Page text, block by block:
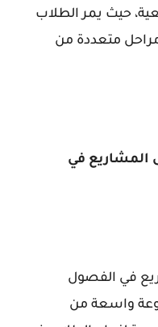
حيث يمر الطلاب
متعددة من
المشاريع في
في الفصول
واسعة من